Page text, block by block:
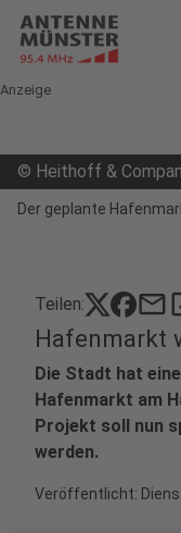
Anzeige
© Heithoff &
Der geplante
Teilen: mail
Hafenmarkt
Die Stadt hat
Hafenmarkt am
Projekt soll nun
werden.
Veröffentlicht: